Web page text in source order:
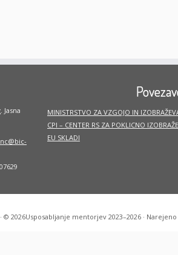
MINISTRSTVO ZA VZGOJO IN
CPI – CENTER RS ZA POKLICNO
EU SKLADI
· © 2026Usposabljanje mentorjev 2023–2026· Narejeno